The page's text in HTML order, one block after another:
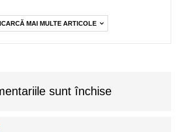
MAI MULTE ARTICOLE
sunt închise